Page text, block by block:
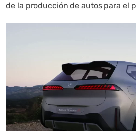
de la producción de autos para el